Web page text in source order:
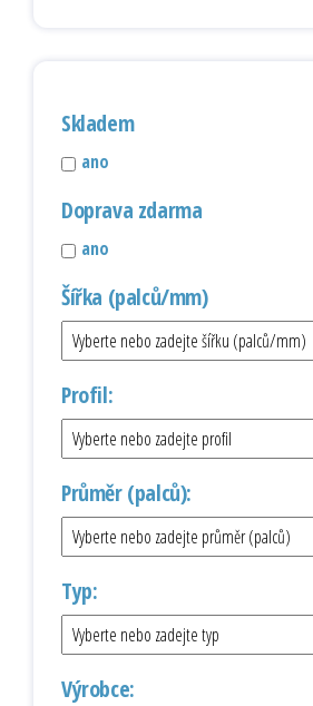
Skladem
ano
Doprava zdarma
ano
Šířka (palců/mm)
Profil:
Průměr (palců):
Typ:
Výrobce: